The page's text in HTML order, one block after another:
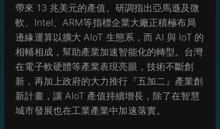
帶來 13 兆美元的產值。研調指出亞馬遜及微
軟、Intel、ARM等指標企業大廠正積極布局
邊緣運算以擴大 AIoT 生態系，而 AI 與 IoT 的
相輔相成，幫助產業加速智能化的轉型。台灣
在電子軟硬體等產業表現亮眼，技術不斷創
新，再加上政府的大力推行『五加二』產業創
新計畫，讓 AIoT 產值持續增長，除了在智慧
城市發展也在工業產業中加速落實。